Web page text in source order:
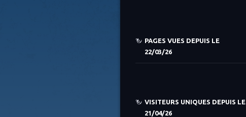
PAGES VUES DEPUIS LE
22/03/26
VISITEURS UNIQUES DEPUIS LE
21/04/26